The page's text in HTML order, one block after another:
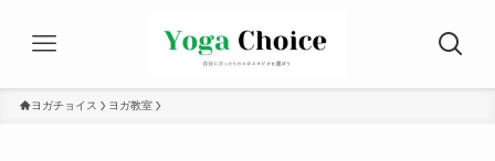
ヨガチョイス ヨガ教室